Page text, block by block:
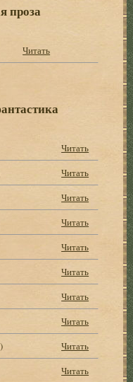
проза
Читать
Читать
Читать
Читать
Читать
Читать
Читать
Читать
Читать
Читать
Читать